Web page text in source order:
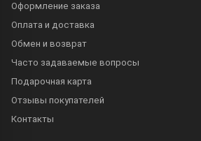
Оформление заказа
Оплата и доставка
Обмен и возврат
Часто задаваемые вопросы
Подарочная карта
Отзывы покупателей
Контакты